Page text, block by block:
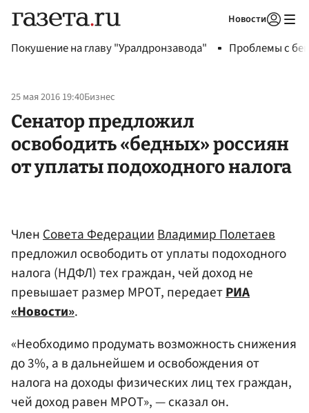
Новости
Покушение на главу "Уралдронзавода" Проблемы с
25 мая 2016 19:40Бизнес
Сенатор предложил
освободить «бедных» россиян
от уплаты подоходного налога
ЧленСовета ФедерацииВладимир Полетаев
предложил освободить от уплаты подоходного
налога (НДФЛ) тех граждан, чей доход не
превышает размер МРОТ, передаетРИА
«Новости».
«Необходимо продумать возможность снижения
до 3%, а в дальнейшем и освобождения от
налога на доходы физических лиц тех граждан,
чей доход равен МРОТ», — сказал он.